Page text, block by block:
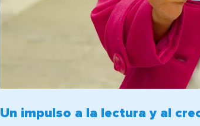
Un impulso a la lectura y al